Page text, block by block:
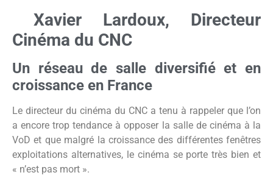
Xavier Lardoux, Directeur
Cinéma du CNC
Un réseau de salle diversifié et en
croissance en France
Le directeur du cinéma du CNC a tenu à rappeler que l’on
a encore trop tendance à opposer la salle de cinéma à la
VoD et que malgré la croissance des différentes fenêtres
exploitations alternatives, le cinéma se porte très bien et
« n’est pas mort ».